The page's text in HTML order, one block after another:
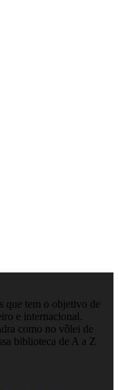
que tem o objetivo de
e internacional.
como no vôlei de
biblioteca de A a Z